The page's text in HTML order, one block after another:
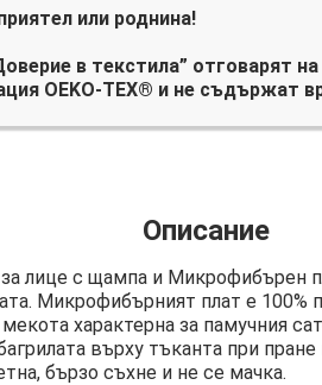
или роднина!
в текстила” отговарят
OEKO-TEX® и не съдържат
Описание
лице с щампа и Микрофибърен
Микрофибърният плат е 100%
характерна за памучния
върху тъканта при
бързо съхне и не се мачка.